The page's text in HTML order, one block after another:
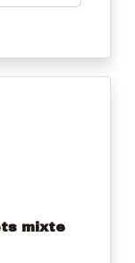
mixte